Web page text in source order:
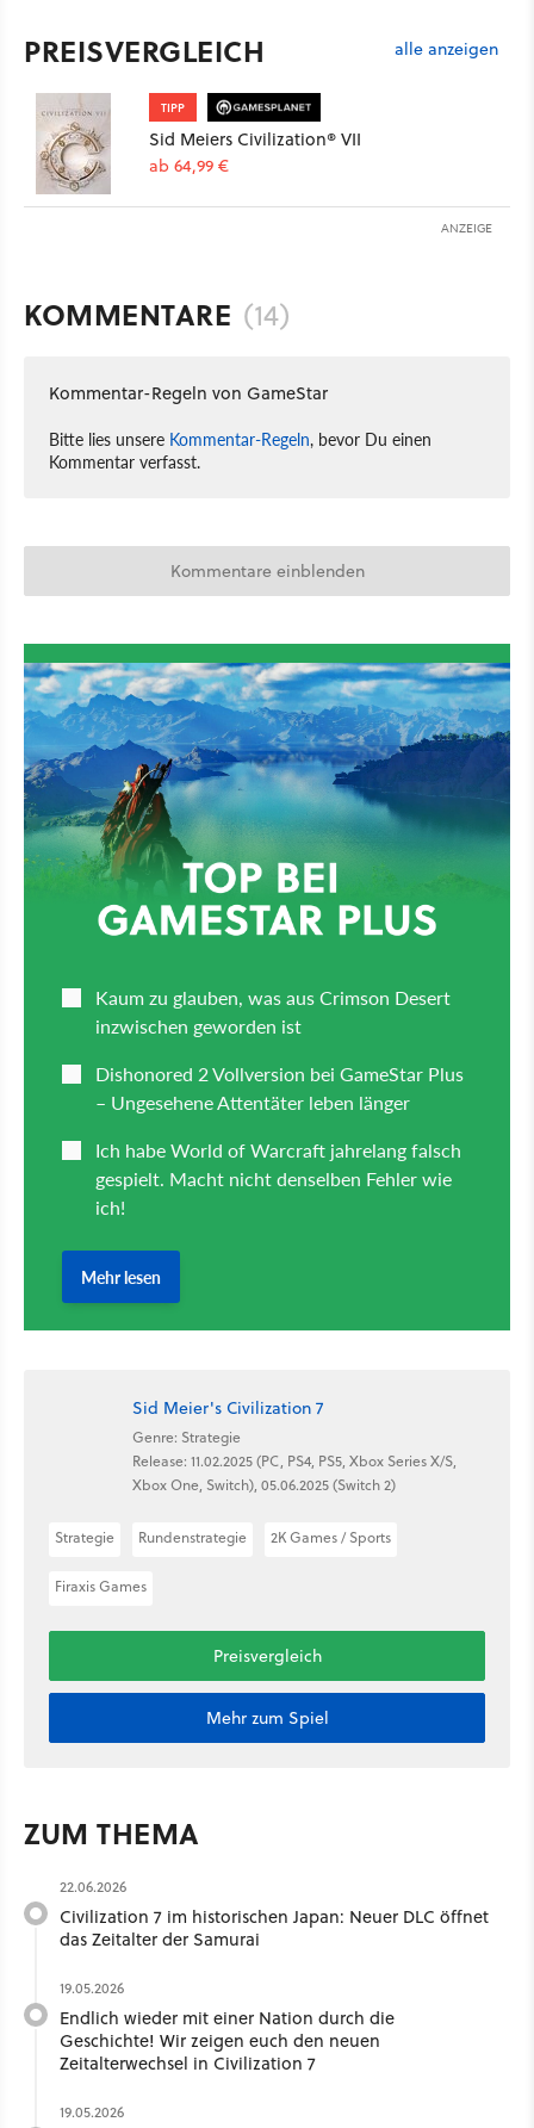
PREISVERGLEICH alle anzeigen
TIPP
Sid Meiers Civilization® VII
ab 64,99 €
ANZEIGE
KOMMENTARE (14)
Kommentar-Regeln von GameStar
Bitte lies unsere Kommentar-Regeln, bevor Du einen
Kommentar verfasst.
Kommentare einblenden
Sid Meier's Civilization 7
Genre: Strategie
Release: 11.02.2025 (PC, PS4, PS5, Xbox Series X/S,
Xbox One, Switch), 05.06.2025 (Switch 2)
Strategie Rundenstrategie 2K Games / Sports
Firaxis Games
Preisvergleich
Mehr zum Spiel
ZUM THEMA
22.06.2026
Civilization 7 im historischen Japan: Neuer DLC öffnet
das Zeitalter der Samurai
19.05.2026
Endlich wieder mit einer Nation durch die
Geschichte! Wir zeigen euch den neuen
Zeitalterwechsel in Civilization 7
19.05.2026